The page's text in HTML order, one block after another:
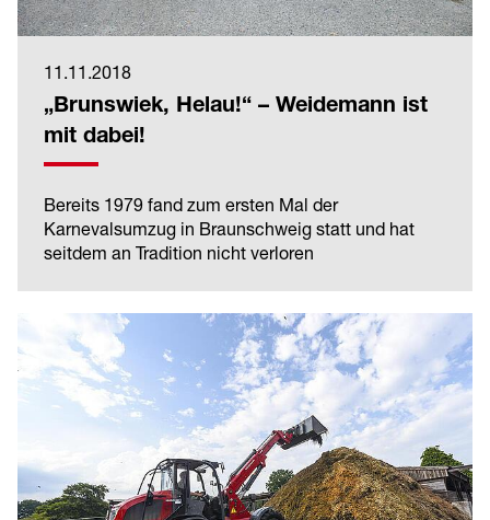
11.11.2018
„Brunswiek, Helau!“ – Weidemann ist
mit dabei!
Bereits 1979 fand zum ersten Mal der
Karnevalsumzug in Braunschweig statt und hat
seitdem an Tradition nicht verloren